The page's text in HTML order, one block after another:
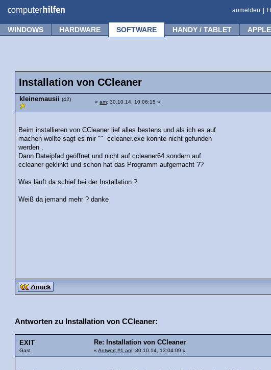
anmelden
WINDOWS HARDWARE SOFTWARE HANDY / TABLET APPLE
Installation von CCleaner
kleinemausii (42) « am: 30.10.14, 10:06:15 »
Beim installieren von CCleaner lief alles bestens und als ich es auf
machen wollte sagt es mir "" ccleaner.exe konnte nicht gefunden
werden .
Dann Dateipfad geöffnet und nicht auf ccleaner64 sondern auf
ccleaner geklinkt und schon hat das Programm aufgemacht ??
Was läuft da schief bei der Installation ?
Weiß da jemand mehr ? danke
Antworten zu Installation von CCleaner:
EXIT
Gast
Re: Installation von CCleaner
« Antwort #1 am: 30.10.14, 13:04:09 »